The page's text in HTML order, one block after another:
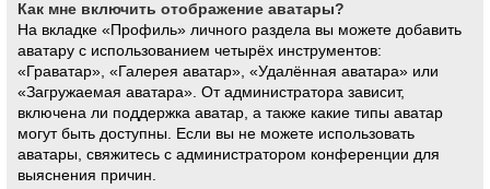
Как мне включить отображение аватары?
На вкладке «Профиль» личного раздела вы можете добавить
аватару с использованием четырёх инструментов:
«Граватар», «Галерея аватар», «Удалённая аватара» или
«Загружаемая аватара». От администратора зависит,
включена ли поддержка аватар, а также какие типы аватар
могут быть доступны. Если вы не можете использовать
аватары, свяжитесь с администратором конференции для
выяснения причин.